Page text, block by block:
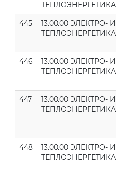
ТЕПЛОЭНЕРГЕТИКА
445
13.00.00 ЭЛЕКТРО- И
ТЕПЛОЭНЕРГЕТИКА
446
13.00.00 ЭЛЕКТРО- И
ТЕПЛОЭНЕРГЕТИКА
447
13.00.00 ЭЛЕКТРО- И
ТЕПЛОЭНЕРГЕТИКА
448
13.00.00 ЭЛЕКТРО- И
ТЕПЛОЭНЕРГЕТИКА